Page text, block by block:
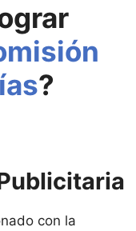
?
con la